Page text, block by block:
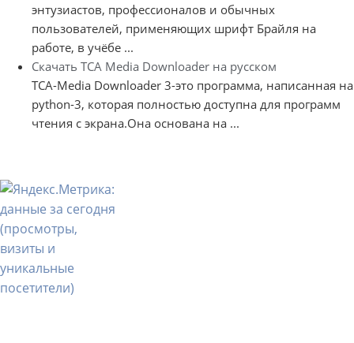
энтузиастов, профессионалов и обычных
пользователей, применяющих шрифт Брайля на
работе, в учёбе ...
Скачать TCA Media Downloader на русском
TCA-Media Downloader 3-это программа, написанная на
python-3, которая полностью доступна для программ
чтения с экрана.Она основана на ...